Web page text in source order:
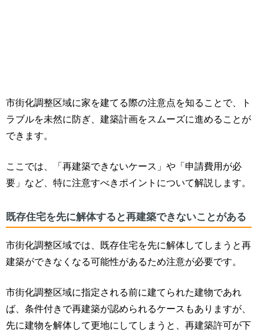
市街化調整区域に家を建てる際の注意点を知ることで、ト
ラブルを未然に防ぎ、建築計画をスムーズに進めることが
できます。
ここでは、「再建築できないケース」や「申請費用が必
要」など、特に注意すべきポイントについて解説します。
既存住宅を先に解体すると再建築できないことがある
市街化調整区域では、既存住宅を先に解体してしまうと再
建築ができなくなる可能性があるため注意が必要です。
市街化調整区域に指定される前に建てられた建物であれ
ば、条件付きで再建築が認められるケースもありますが、
先に建物を解体して更地にしてしまうと、再建築許可が下